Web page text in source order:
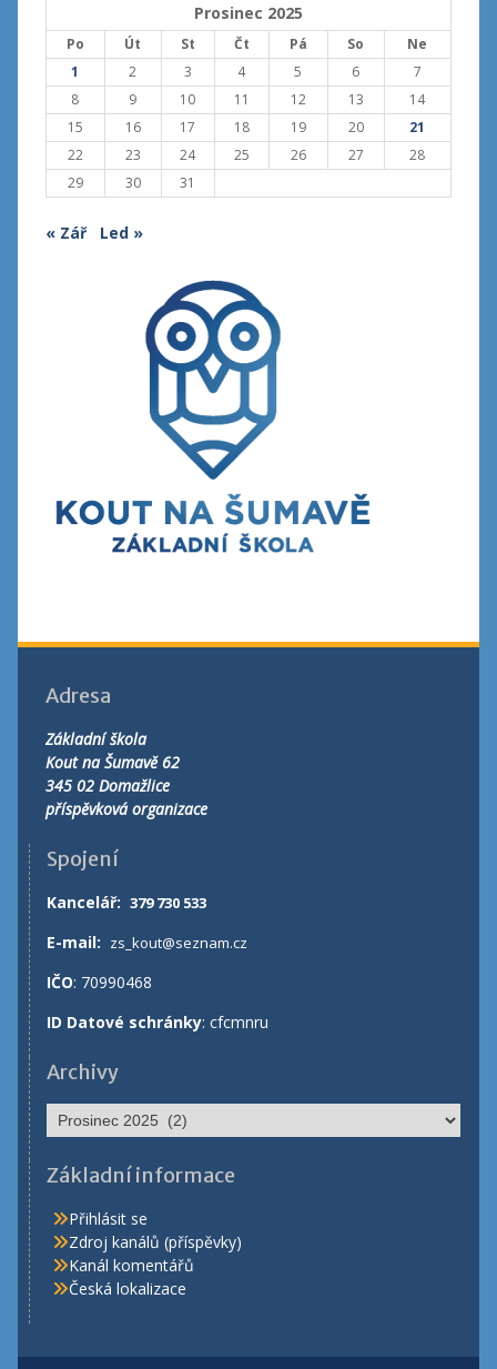
Prosinec 2025
Po Út St Čt Pá So
Ne
1
2 3 4 5 6
7
8
9 10 11 12 13
14
15
16 17 18 19 20
21
22
23 24 25 26 27
28
29
30 31
« Zář Led »
Adresa
Základní škola
Kout na Šumavě 62
345 02 Domažlice
příspěvková organizace
Spojení
Kancelář: 379 730 533
E-mail: zs_kout@seznam.cz
IČO: 70990468
ID Datové schránky: cfcmnru
Archivy
Archivy
Základní informace
Přihlásit se
Zdroj kanálů (příspěvky)
Kanál komentářů
Česká lokalizace